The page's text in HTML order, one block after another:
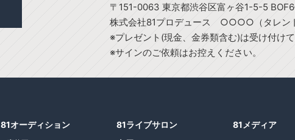
〒151-0063 東京都渋谷区富ヶ谷1-5-5
株式会社81プロデュース ○○○○（タレン
※プレゼント(現金、金券類含む)は受け付けて
※サインのご依頼はお控えください。
81オーディション
81ライブサロン
81メディア